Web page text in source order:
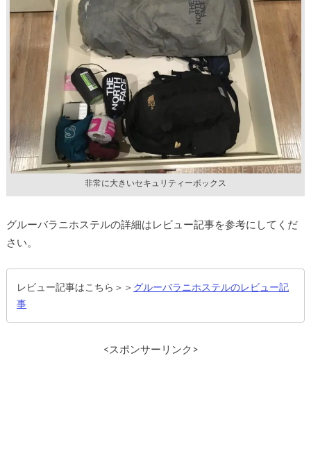
非常に大きいセキュリティーボックス
グルーバラニホステルの詳細はレビュー記事を参考にしてくだ
さい。
レビュー記事はこちら＞＞ グルーバラニホステルのレビュー記
事
<スポンサーリンク>